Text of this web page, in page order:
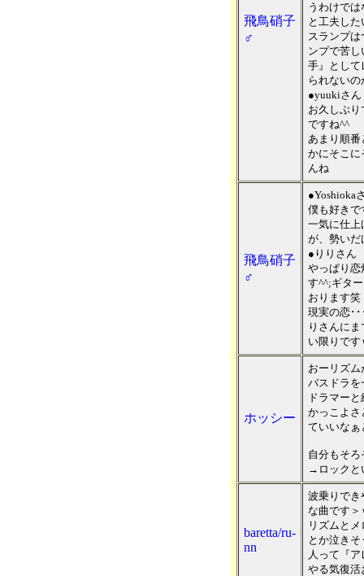
飛鳥硝子
♂
うわけで
と工夫し
スランプ
ンプで苦
手』として
られない
●yuukiさん
お久しぶ
ですね^^
あまり順
かにそこに
んね
飛鳥硝子
♂
●Yoshioka
僕も好きで
一気に仕上
が、勢いだ
●りりさん
やっぱり恋
す^^;ギタ
おります笑
現実の恋･
りさんに
い限りで
ホッシー
おーリズ
バスドラを
ドラマー
かっこよさ
ていいなぁ
自分もそ
→ロックと
baretta/ru-
nn
波乗りでき
な曲です
リズムと
とか泣き
人って『
やる気復活